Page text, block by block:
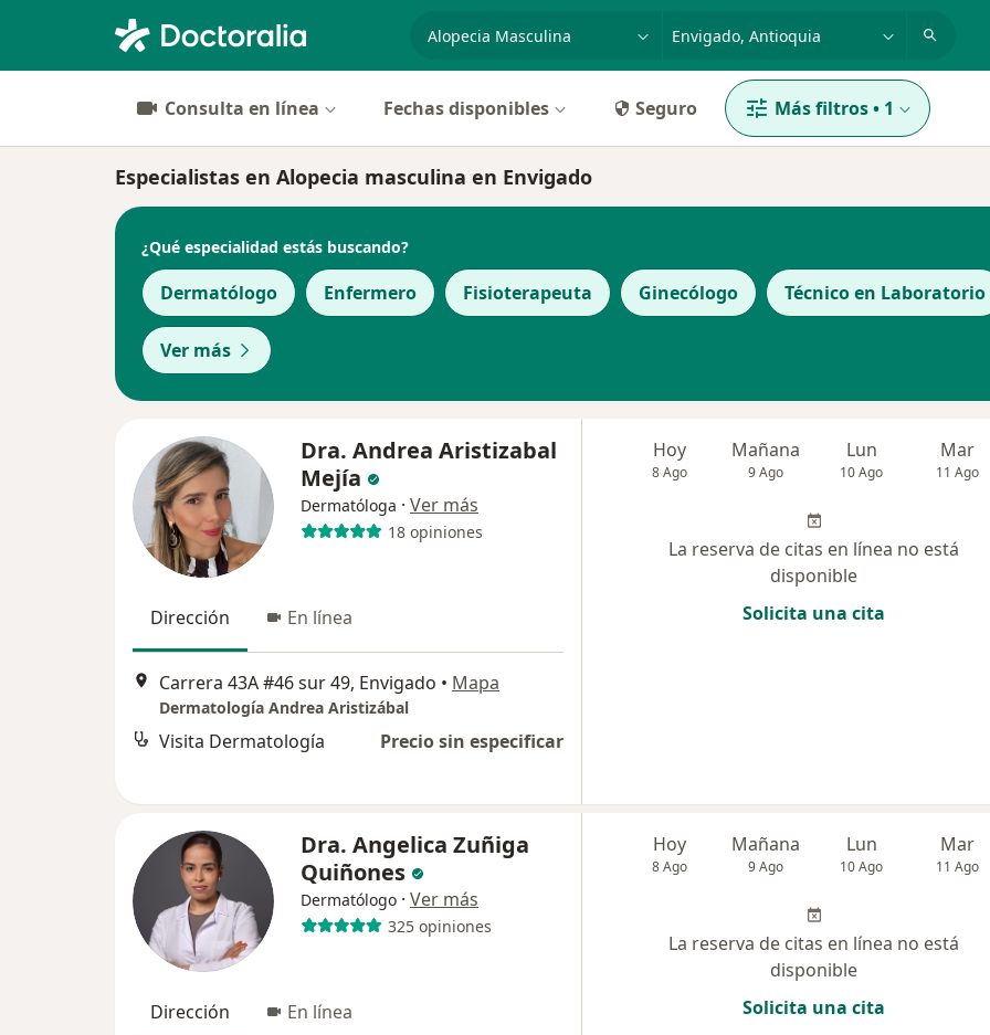
Consulta en línea Fechas disponibles Seguro Más filtros• 1
Especialistas en Alopecia masculina en Envigado
¿Qué especialidad estás buscando?
Dermatólogo Enfermero Fisioterapeuta Ginecólogo Técnico en Laboratorio
Ver más
Dra. Andrea Aristizabal
Mejía
Dermatóloga · Ver más
18 opiniones
Dirección En línea
Carrera 43A #46 sur 49, Envigado • Mapa
Dermatología Andrea Aristizábal
Visita Dermatología Precio sin especificar
Hoy
8 Ago
Mañana
9 Ago
Lun
10 Ago
Mar
11 Ago
La reserva de citas en línea no está
disponible
Solicita una cita
Dra. Angelica Zuñiga
Quiñones
Dermatólogo · Ver más
325 opiniones
Dirección En línea
Hoy
8 Ago
Mañana
9 Ago
Lun
10 Ago
Mar
11 Ago
La reserva de citas en línea no está
disponible
Solicita una cita